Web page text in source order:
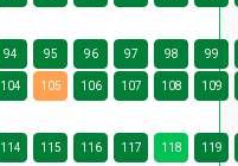
94 95 96 97 98 99
104 105 106 107 108 109
114 115 116 117 118 119